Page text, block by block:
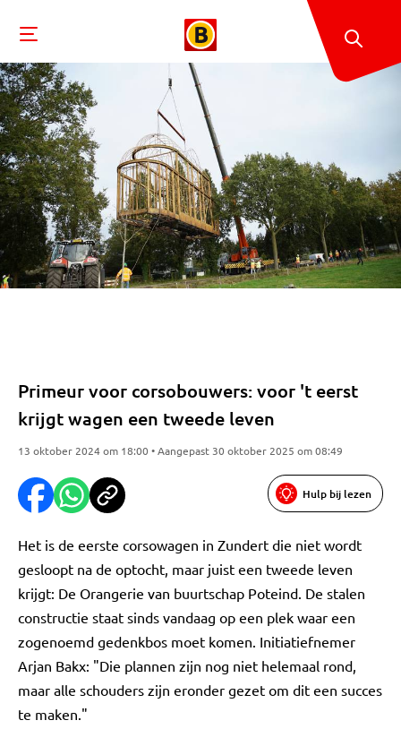
Primeur voor corsobouwers: voor 't eerst
krijgt wagen een tweede leven
13 oktober 2024 om 18:00 • Aangepast 30 oktober 2025 om 08:49
Hulp bij lezen
Het is de eerste corsowagen in Zundert die niet wordt
gesloopt na de optocht, maar juist een tweede leven
krijgt: De Orangerie van buurtschap Poteind. De stalen
constructie staat sinds vandaag op een plek waar een
zogenoemd gedenkbos moet komen. Initiatiefnemer
Arjan Bakx: "Die plannen zijn nog niet helemaal rond,
maar alle schouders zijn eronder gezet om dit een succes
te maken."